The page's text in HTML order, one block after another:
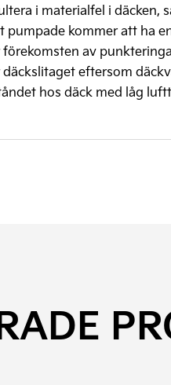
i materialfel i däcken,
pumpade kommer att ha
förekomsten av
däckslitaget eftersom
hos däck med låg